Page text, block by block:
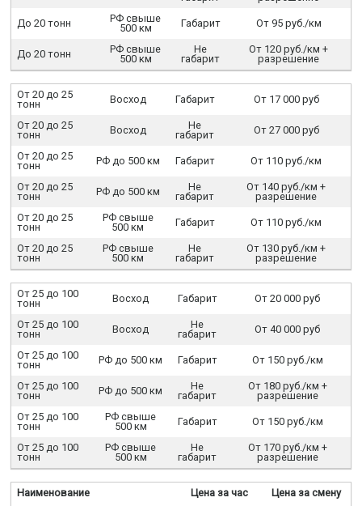
До 20 тонн
РФ свыше
500 км
Габарит От 95 руб./км
До 20 тонн
РФ свыше
500 км
Не
габарит
От 120 руб./км +
разрешение
От 20 до 25
тонн
Восход Габарит От 17 000 руб
От 20 до 25
тонн
Восход
Не
габарит
От 27 000 руб
От 20 до 25
тонн
РФ до 500 км Габарит От 110 руб./км
От 20 до 25
тонн
РФ до 500 км
Не
габарит
От 140 руб./км +
разрешение
От 20 до 25
тонн
РФ свыше
500 км
Габарит От 110 руб./км
От 20 до 25
тонн
РФ свыше
500 км
Не
габарит
От 130 руб./км +
разрешение
От 25 до 100
тонн
Восход Габарит От 20 000 руб
От 25 до 100
тонн
Восход
Не
габарит
От 40 000 руб
От 25 до 100
тонн
РФ до 500 км Габарит От 150 руб./км
От 25 до 100
тонн
РФ до 500 км
Не
габарит
От 180 руб./км +
разрешение
От 25 до 100
тонн
РФ свыше
500 км
Габарит От 150 руб./км
От 25 до 100
тонн
РФ свыше
500 км
Не
габарит
От 170 руб./км +
разрешение
Наименование Цена за час Цена за смену